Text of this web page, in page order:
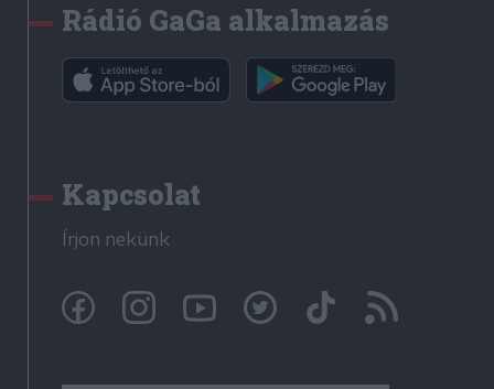
Rádió GaGa alkalmazás
Kapcsolat
Írjon nekünk